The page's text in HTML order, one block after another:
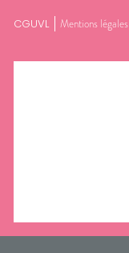
CGUVL Mentions légales